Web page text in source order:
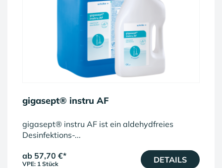
gigasept® instru AF
gigasept® instru AF ist ein aldehydfreies
Desinfektions-...
ab 57,70 €*
VPE: 1 Stück DETAILS